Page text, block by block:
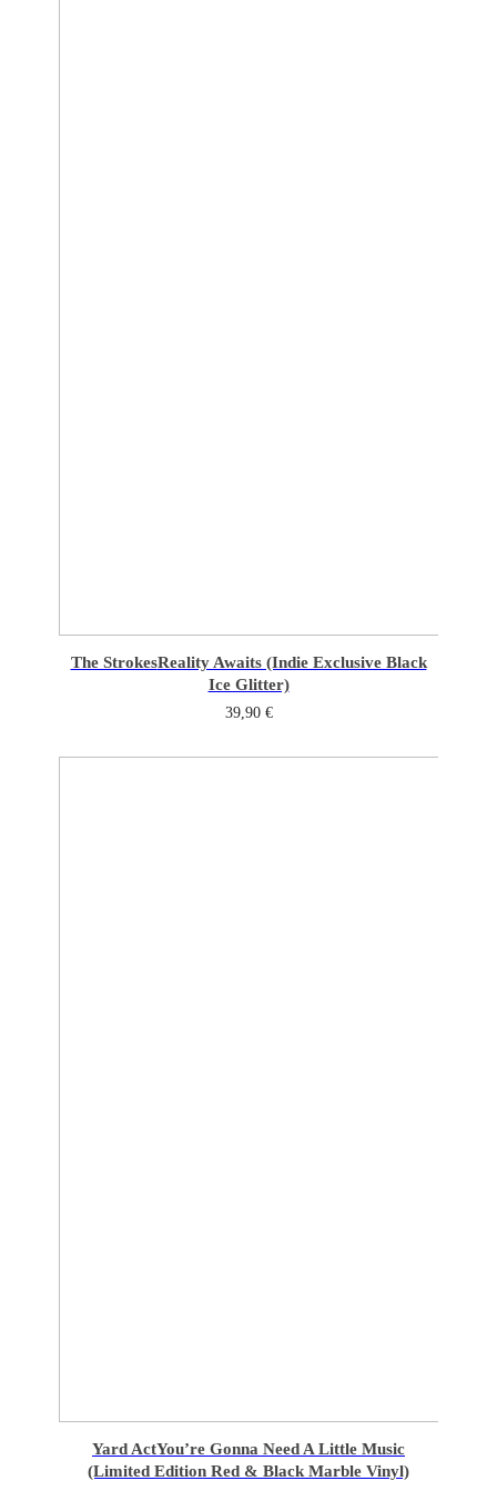
The StrokesReality Awaits (Indie Exclusive Black
Ice Glitter)
39,90 €
Yard ActYou’re Gonna Need A Little Music
(Limited Edition Red & Black Marble Vinyl)